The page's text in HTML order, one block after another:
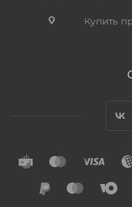
Купить